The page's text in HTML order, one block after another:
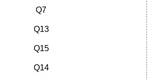
Q7
Q13
Q15
Q14